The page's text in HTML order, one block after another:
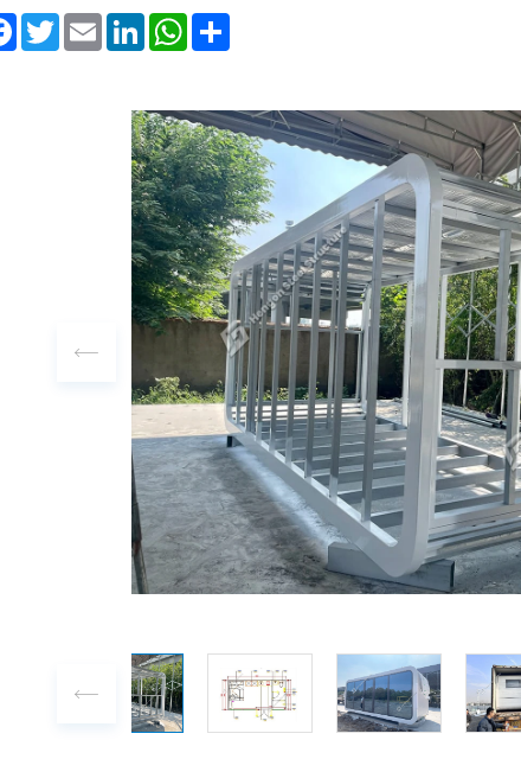
Facebook
TwitterEmailLinkedInWhatsApp